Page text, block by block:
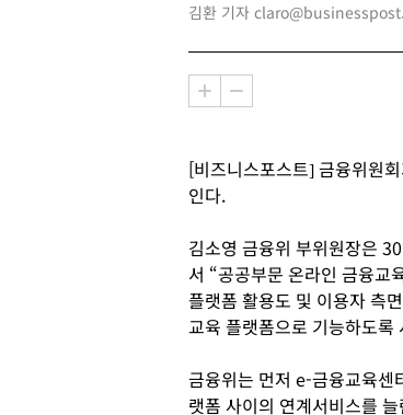
김환 기자
[비즈니스포스트] 금융위원
인다.
김소영 금융위 부위원장은
서 “공공부문 온라인 금융교
플랫폼 활용도 및 이용자 측
교육 플랫폼으로 기능하도
금융위는 먼저 e-금융교육센
랫폼 사이의 연계서비스를